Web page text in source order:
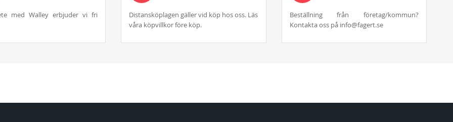
med Walley erbjuder vi fri
Distansköplagen gäller vid köp hos oss. Läs
våra köpvillkor före köp.
Beställning från företag/kommun?
Kontakta oss på info@fagert.se